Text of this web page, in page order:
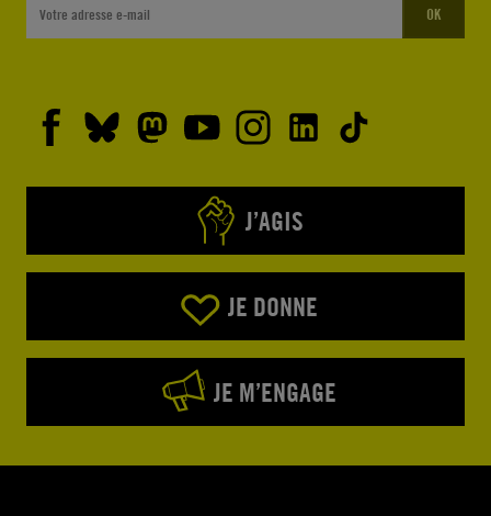
OK
J’AGIS
JE DONNE
JE M’ENGAGE